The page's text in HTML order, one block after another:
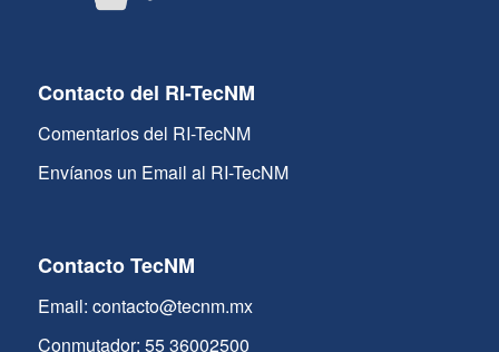
Contacto del RI-TecNM
Comentarios del RI-TecNM
Envíanos un Email al RI-TecNM
Contacto TecNM
Email: contacto@tecnm.mx
Conmutador: 55 36002500